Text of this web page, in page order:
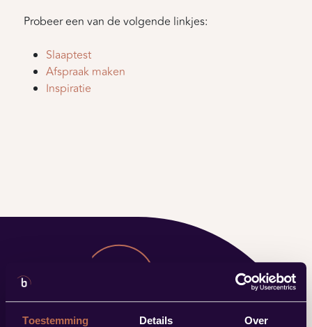
Toestemming Details Over
Probeer een van de volgende linkjes:
Slaaptest
Afspraak maken
Inspiratie